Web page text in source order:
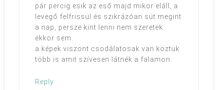
pár percig esik az eső majd mikor eláll, a
levegő felfrissül és szikrázóan süt megint
a nap, persze kint lenni nem szeretek
ekkor sem.
a képek viszont csodálatosak van köztük
több is amit szívesen látnék a falamon.
Reply